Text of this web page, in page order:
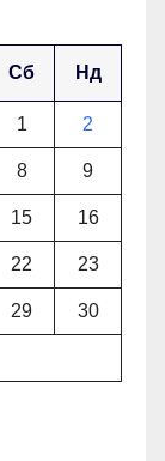
Сб Нд
1 2
8 9
15 16
22 23
29 30